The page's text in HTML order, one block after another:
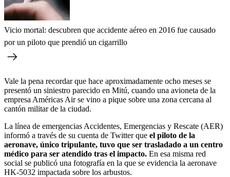
Vicio mortal: descubren que accidente aéreo en 2016 fue causado
por un piloto que prendió un cigarrillo
Vale la pena recordar que hace aproximadamente ocho meses se
presentó un siniestro parecido en Mitú, cuando una avioneta de la
empresa Américas Air se vino a pique sobre una zona cercana al
cantón militar de la ciudad.
La línea de emergencias Accidentes, Emergencias y Rescate (AER)
informó a través de su cuenta de Twitter que el piloto de la
aeronave, único tripulante, tuvo que ser trasladado a un centro
médico para ser atendido tras el impacto. En esa misma red
social se publicó una fotografía en la que se evidencia la aeronave
HK-5032 impactada sobre los arbustos.